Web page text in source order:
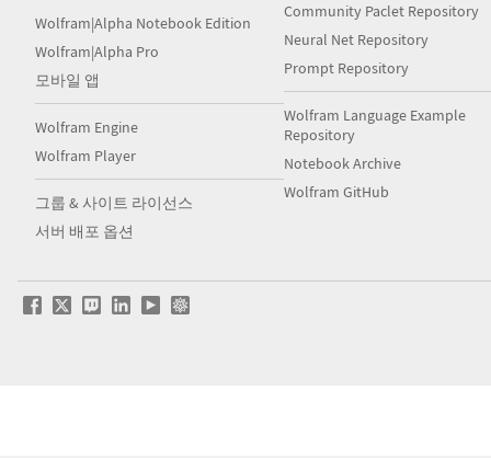
Wolfram|Alpha Notebook Edition
Wolfram|Alpha Pro
모바일 앱
Wolfram Engine
Wolfram Player
그룹 & 사이트 라이선스
서버 배포 옵션
Community Paclet Repository
Neural Net Repository
Prompt Repository
Wolfram Language Example
Repository
Notebook Archive
Wolfram GitHub